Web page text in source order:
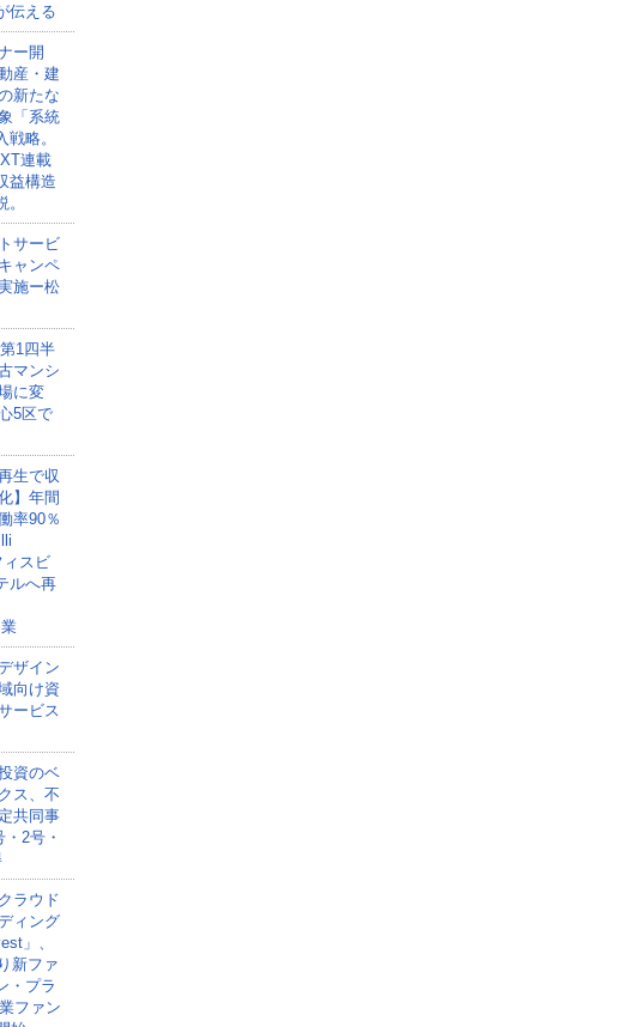
伝える
ー開
産・建
新たな
「系統
略。
連載
益構造
サービ
ャンペ
施ー松
1四半
マンシ
に変
5区で
生で収
】年間
率90％
スビ
ルへ再
ザイン
向け資
ービス
資のベ
ス、不
共同事
2号・
ラウド
ィング
」、
新ファ
・プラ
ファン